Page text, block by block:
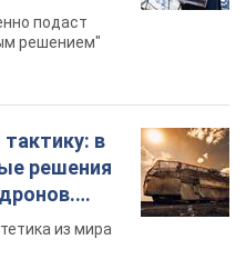
400 млн
подаст
решением"
в
решения
из мира